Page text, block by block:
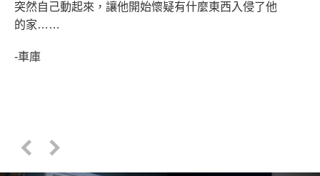
突然自己動起來，讓他開始懷疑有什麼東西入侵了他
的家……
-車庫